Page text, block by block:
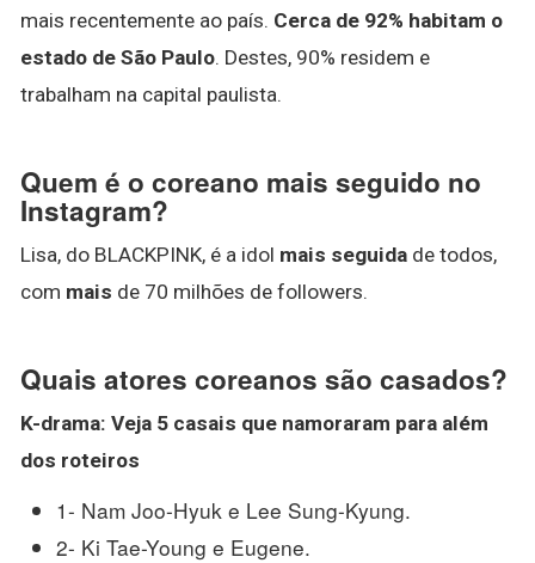
mais recentemente ao país. Cerca de 92% habitam o
estado de São Paulo. Destes, 90% residem e
trabalham na capital paulista.
Quem é o coreano mais seguido no
Instagram?
Lisa, do BLACKPINK, é a idol mais seguida de todos,
com mais de 70 milhões de followers.
Quais atores coreanos são casados?
K-drama: Veja 5 casais que namoraram para além
dos roteiros
1- Nam Joo-Hyuk e Lee Sung-Kyung.
2- Ki Tae-Young e Eugene.